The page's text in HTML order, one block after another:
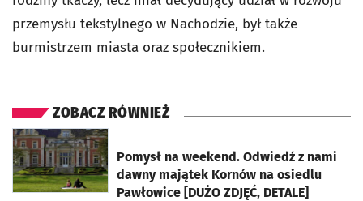
przemysłu tekstylnego w Nachodzie, był także
burmistrzem miasta oraz społecznikiem.
ZOBACZ RÓWNIEŻ
Pomysł na weekend. Odwiedź z nami
dawny majątek Kornów na osiedlu
Pawłowice [DUŻO ZDJĘĆ, DETALE]
otworzy się w nowej karcie